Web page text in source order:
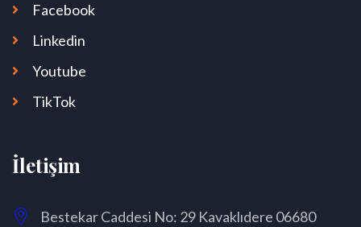
Facebook
Linkedin
Youtube
TikTok
İletişim
Bestekar Caddesi No: 29 Kavaklıdere 06680